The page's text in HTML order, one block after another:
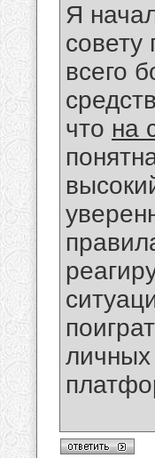
Я
совету
всего
что на
личных